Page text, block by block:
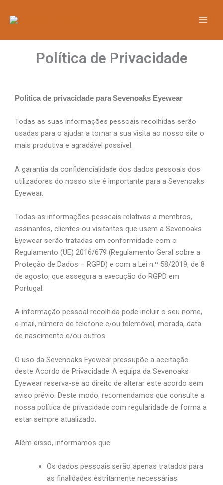
Política de Privacidade
Política de privacidade para Sevenoaks Eyewear
Todas as suas informações pessoais recolhidas serão
usadas para o ajudar a tornar a sua visita ao nosso site o
mais produtiva e agradável possível.
A garantia da confidencialidade dos dados pessoais dos
utilizadores do nosso site é importante para a Sevenoaks
Eyewear.
Todas as informações pessoais relativas a membros,
assinantes, clientes ou visitantes que usem a Sevenoaks
Eyewear serão tratadas em conformidade com o
Regulamento (UE) 2016/679 (Regulamento Geral sobre a
Proteção de Dados – RGPD) e com a Lei n.º 58/2019, de 8
de agosto, que assegura a execução do RGPD em
Portugal.
A informação pessoal recolhida pode incluir o seu nome,
e-mail, número de telefone e/ou telemóvel, morada, data
de nascimento e/ou outros.
O uso da Sevenoaks Eyewear pressupõe a aceitação
deste Acordo de Privacidade. A equipa da Sevenoaks
Eyewear reserva-se ao direito de alterar este acordo sem
aviso prévio. Deste modo, recomendamos que consulte a
nossa política de privacidade com regularidade de forma a
estar sempre atualizado.
Além disso, informamos que:
Os dados pessoais serão apenas tratados para
as finalidades estritamente necessárias.